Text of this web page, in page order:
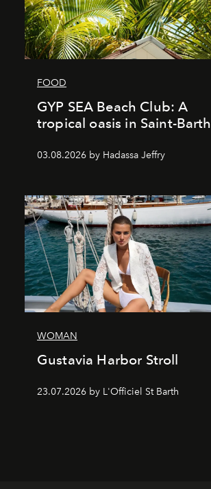
FOOD
GYP SEA Beach Club: A
tropical oasis in Saint-Barth
03.08.2026 by Hadassa Jeffry
WOMAN
Gustavia Harbor Stroll
23.07.2026 by L'Officiel St Barth